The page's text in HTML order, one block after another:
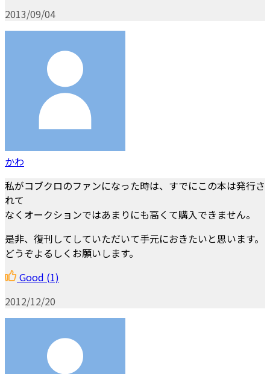
2013/09/04
かわ
私がコブクロのファンになった時は、すでにこの本は発行さ
れて
なくオークションではあまりにも高くて購入できません。
是非、復刊してしていただいて手元におきたいと思います。
どうぞよるしくお願いします。
Good (1)
2012/12/20